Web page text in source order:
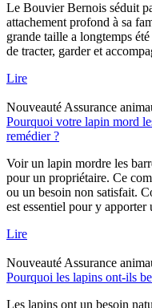
Le Bouvier Bernois séduit
attachement profond à sa
grande taille a longtemps
de tracter, garder et
Lire
NouveautéAssurance
Pourquoi votre lapin mord
remédier ?
Voir un lapin mordre les
pour un propriétaire. Ce
ou un besoin non satisfait.
est essentiel pour y apporter
Lire
NouveautéAssurance
Pourquoi les lapins ont-ils
Les lapins ont un besoin